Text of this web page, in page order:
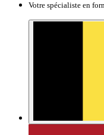
Votre spécialiste en